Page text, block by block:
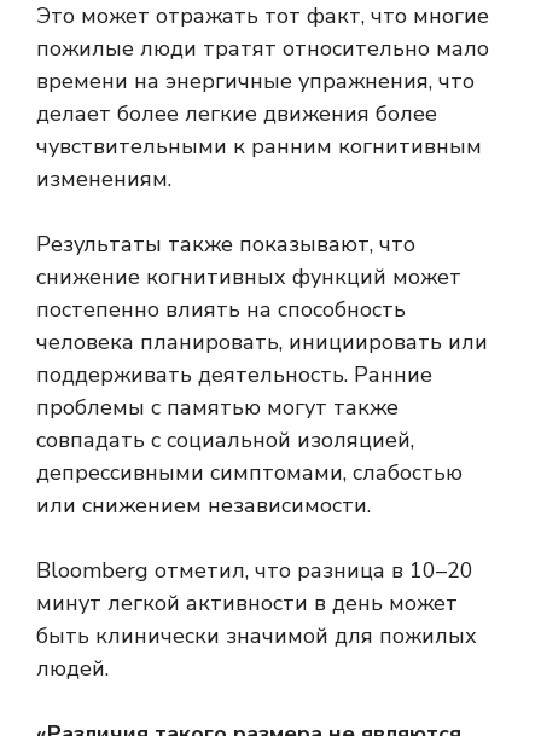
Это может отражать тот факт, что многие
пожилые люди тратят относительно мало
времени на энергичные упражнения, что
делает более легкие движения более
чувствительными к ранним когнитивным
изменениям.
Результаты также показывают, что
снижение когнитивных функций может
постепенно влиять на способность
человека планировать, инициировать или
поддерживать деятельность. Ранние
проблемы с памятью могут также
совпадать с социальной изоляцией,
депрессивными симптомами, слабостью
или снижением независимости.
Bloomberg отметил, что разница в 10–20
минут легкой активности в день может
быть клинически значимой для пожилых
людей.